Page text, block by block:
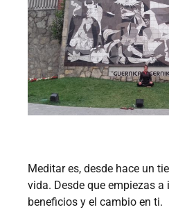
Meditar es, desde hace un
vida. Desde que empiezas
beneficios y el cambio en ti.